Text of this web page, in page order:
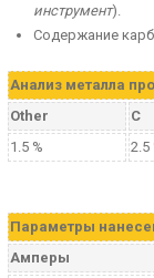
инструмент).
Содержание
Aнализ металла
Other
C
1.5 %
2.5
Параметры
Амперы